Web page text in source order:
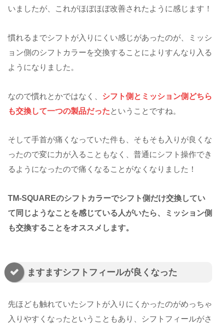
いましたが、これがほぼほぼ改善されたように感じます！
慣れるまでシフトが入りにくい感じがあったのが、ミッシ
ョン側のシフトカラーを交換することによりすんなり入る
ようになりました。
なので慣れとかではなく、 シフト側とミッション側 どちら
も交換して一つの製品だった ということですね。
そして手首が痛くなっていた件も、そもそも入りが良くな
ったので変に力が入ることもなく、普通にシフト操作でき
るようになったので痛くなることがなくなりました！
TM-SQUAREのシフトカラーでシフト側だけ交換してい
て同じようなことを感じている人がいたら、ミッション側
も交換することをオススメします。
ますますシフトフィールが良くなった
先ほども触れていたシフトが入りにくかったのがめっちゃ
入りやすくなったということもあり、シフトフィールがさ